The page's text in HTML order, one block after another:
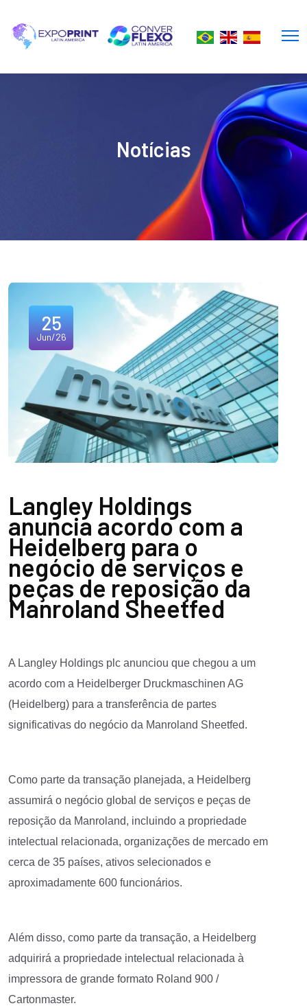
Notícias
25
Jun/26
Langley Holdings
anuncia acordo com a
Heidelberg para o
negócio de serviços e
peças de reposição da
Manroland Sheetfed
A Langley Holdings plc anunciou que chegou a um
acordo com a Heidelberger Druckmaschinen AG
(Heidelberg) para a transferência de partes
significativas do negócio da Manroland Sheetfed.
Como parte da transação planejada, a Heidelberg
assumirá o negócio global de serviços e peças de
reposição da Manroland, incluindo a propriedade
intelectual relacionada, organizações de mercado em
cerca de 35 países, ativos selecionados e
aproximadamente 600 funcionários.
Além disso, como parte da transação, a Heidelberg
adquirirá a propriedade intelectual relacionada à
impressora de grande formato Roland 900 /
Cartonmaster.